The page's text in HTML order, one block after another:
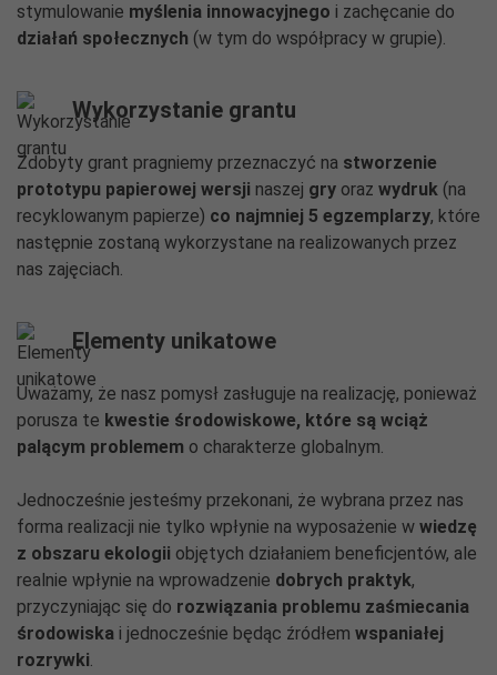
stymulowanie myślenia innowacyjnego i zachęcanie do
działań społecznych (w tym do współpracy w grupie).
Wykorzystanie grantu
Zdobyty grant pragniemy przeznaczyć na stworzenie
prototypu papierowej wersji naszej gry oraz wydruk (na
recyklowanym papierze) co najmniej 5 egzemplarzy, które
następnie zostaną wykorzystane na realizowanych przez
nas zajęciach.
Elementy unikatowe
Uważamy, że nasz pomysł zasługuje na realizację, ponieważ
porusza te kwestie środowiskowe, które są wciąż
palącym problemem o charakterze globalnym.
Jednocześnie jesteśmy przekonani, że wybrana przez nas
forma realizacji nie tylko wpłynie na wyposażenie w wiedzę
z obszaru ekologii objętych działaniem beneficjentów, ale
realnie wpłynie na wprowadzenie dobrych praktyk,
przyczyniając się do rozwiązania problemu zaśmiecania
środowiska i jednocześnie będąc źródłem wspaniałej
rozrywki.